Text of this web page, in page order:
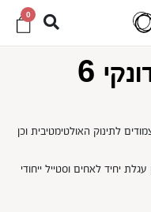
0
עגלת אחים בוגבו דונקי 6
אחים/צמודים לתינוק האולטימטיבית וכן
יחיד לאחים וסטייל ייחודי